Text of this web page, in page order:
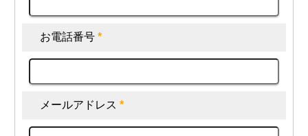
お電話番号 *
メールアドレス *